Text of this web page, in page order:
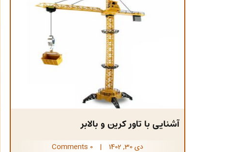
آشنایی با تاور کرین و بالابر
دی 30, 1402 |
0 Comments